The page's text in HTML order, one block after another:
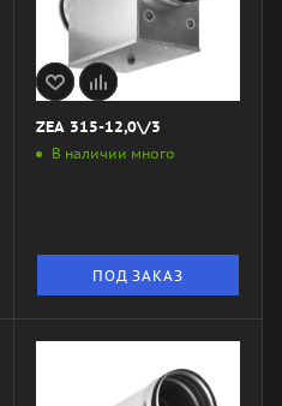
ZEA 315-12,0\/3
В наличии много
ПОД ЗАКАЗ